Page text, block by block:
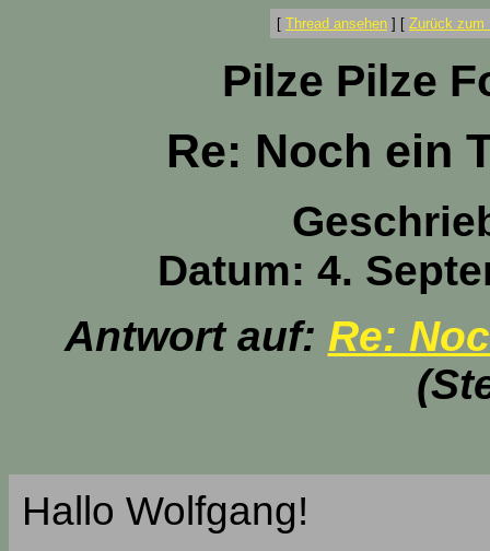
[ Thread ansehen ] [ Zurück zum
Pilze Pilze
Re: Noch ein
Datum: 4.
Antwort auf: Re:
Hallo Wolfgang!